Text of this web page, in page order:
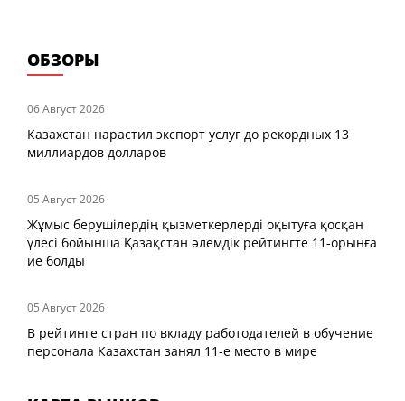
ОБЗОРЫ
06 Август 2026
Казахстан нарастил экспорт услуг до рекордных 13
миллиардов долларов
05 Август 2026
Жұмыс берушілердің қызметкерлерді оқытуға қосқан
үлесі бойынша Қазақстан әлемдік рейтингте 11-орынға
ие болды
05 Август 2026
В рейтинге стран по вкладу работодателей в обучение
персонала Казахстан занял 11-е место в мире